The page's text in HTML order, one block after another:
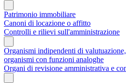
Patrimonio immobiliare
Canoni di locazione o affitto
Controlli e rilievi sull'amministrazione
Organismi indipendenti di
organismi con funzioni analoghe
Organi di revisione amministrativa e